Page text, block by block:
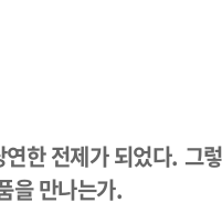
한 전제가 되었다. 그
을 만나는가.